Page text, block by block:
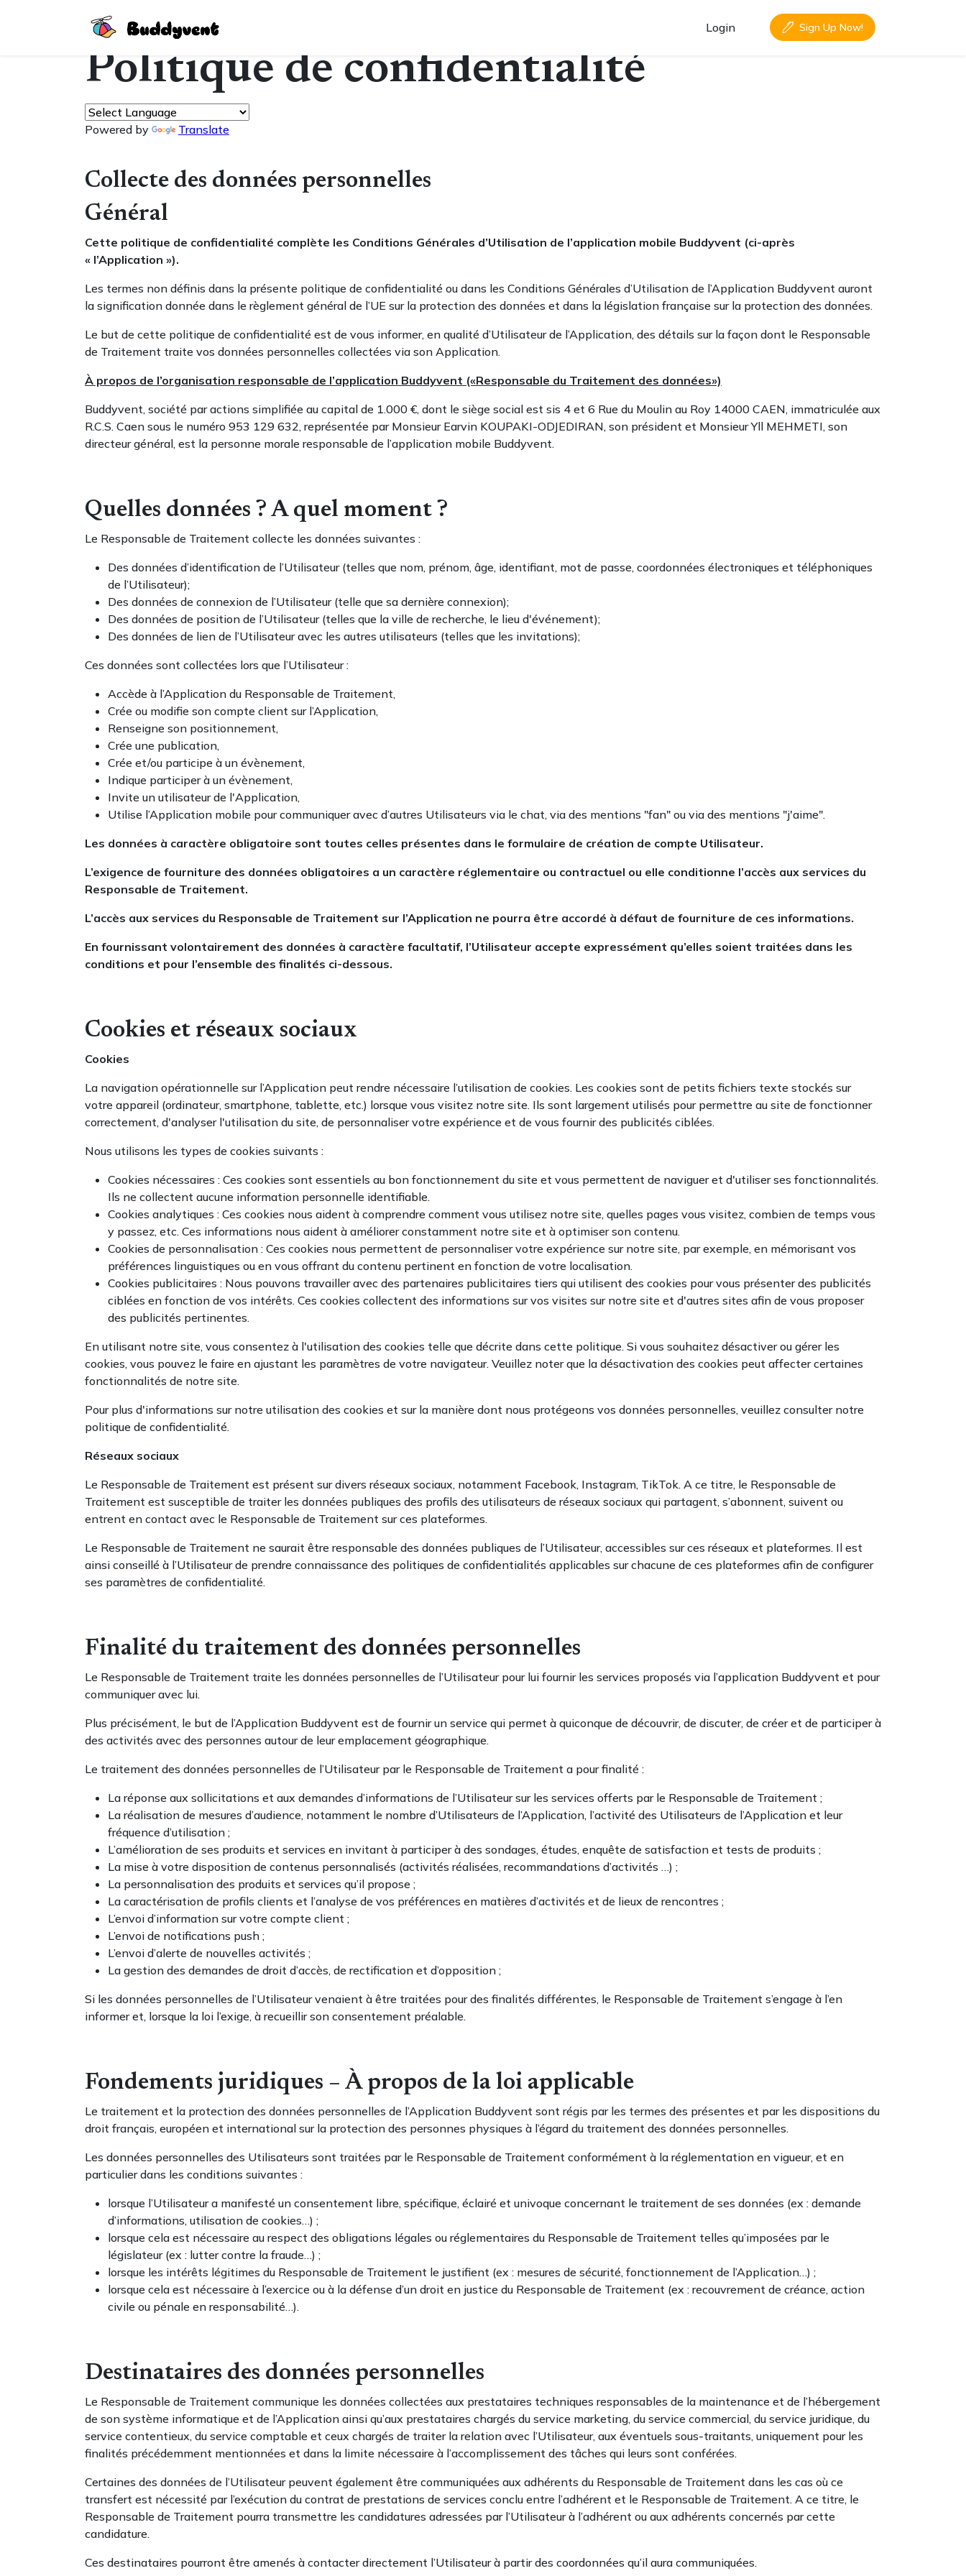
Login Sign Up Now!
Politique de confidentialité
Powered by Translate
Collecte des données personnelles
Général
Cette politique de confidentialité complète les Conditions Générales d’Utilisation de l’application mobile Buddyvent (ci-après
« l’Application »).
Les termes non définis dans la présente politique de confidentialité ou dans les Conditions Générales d’Utilisation de l’Application Buddyvent auront
la signification donnée dans le règlement général de l’UE sur la protection des données et dans la législation française sur la protection des données.
Le but de cette politique de confidentialité est de vous informer, en qualité d’Utilisateur de l’Application, des détails sur la façon dont le Responsable
de Traitement traite vos données personnelles collectées via son Application.
À propos de l’organisation responsable de l’application Buddyvent («Responsable du Traitement des données»)
Buddyvent, société par actions simplifiée au capital de 1.000 €, dont le siège social est sis 4 et 6 Rue du Moulin au Roy 14000 CAEN, immatriculée aux
R.C.S. Caen sous le numéro 953 129 632, représentée par Monsieur Earvin KOUPAKI-ODJEDIRAN, son président et Monsieur Yll MEHMETI, son
directeur général, est la personne morale responsable de l’application mobile Buddyvent.
Quelles données ? A quel moment ?
Le Responsable de Traitement collecte les données suivantes :
Des données d’identification de l’Utilisateur (telles que nom, prénom, âge, identifiant, mot de passe, coordonnées électroniques et téléphoniques
de l’Utilisateur);
Des données de connexion de l’Utilisateur (telle que sa dernière connexion);
Des données de position de l’Utilisateur (telles que la ville de recherche, le lieu d'événement);
Des données de lien de l’Utilisateur avec les autres utilisateurs (telles que les invitations);
Ces données sont collectées lors que l’Utilisateur :
Accède à l’Application du Responsable de Traitement,
Crée ou modifie son compte client sur l’Application,
Renseigne son positionnement,
Crée une publication,
Crée et/ou participe à un évènement,
Indique participer à un évènement,
Invite un utilisateur de l'Application,
Utilise l’Application mobile pour communiquer avec d’autres Utilisateurs via le chat, via des mentions "fan" ou via des mentions "j'aime".
Les données à caractère obligatoire sont toutes celles présentes dans le formulaire de création de compte Utilisateur.
L’exigence de fourniture des données obligatoires a un caractère réglementaire ou contractuel ou elle conditionne l’accès aux services du
Responsable de Traitement.
L’accès aux services du Responsable de Traitement sur l’Application ne pourra être accordé à défaut de fourniture de ces informations.
En fournissant volontairement des données à caractère facultatif, l’Utilisateur accepte expressément qu’elles soient traitées dans les
conditions et pour l’ensemble des finalités ci-dessous.
Cookies et réseaux sociaux
Cookies
La navigation opérationnelle sur l’Application peut rendre nécessaire l’utilisation de cookies. Les cookies sont de petits fichiers texte stockés sur
votre appareil (ordinateur, smartphone, tablette, etc.) lorsque vous visitez notre site. Ils sont largement utilisés pour permettre au site de fonctionner
correctement, d'analyser l'utilisation du site, de personnaliser votre expérience et de vous fournir des publicités ciblées.
Nous utilisons les types de cookies suivants :
Cookies nécessaires : Ces cookies sont essentiels au bon fonctionnement du site et vous permettent de naviguer et d'utiliser ses fonctionnalités.
Ils ne collectent aucune information personnelle identifiable.
Cookies analytiques : Ces cookies nous aident à comprendre comment vous utilisez notre site, quelles pages vous visitez, combien de temps vous
y passez, etc. Ces informations nous aident à améliorer constamment notre site et à optimiser son contenu.
Cookies de personnalisation : Ces cookies nous permettent de personnaliser votre expérience sur notre site, par exemple, en mémorisant vos
préférences linguistiques ou en vous offrant du contenu pertinent en fonction de votre localisation.
Cookies publicitaires : Nous pouvons travailler avec des partenaires publicitaires tiers qui utilisent des cookies pour vous présenter des publicités
ciblées en fonction de vos intérêts. Ces cookies collectent des informations sur vos visites sur notre site et d'autres sites afin de vous proposer
des publicités pertinentes.
En utilisant notre site, vous consentez à l'utilisation des cookies telle que décrite dans cette politique. Si vous souhaitez désactiver ou gérer les
cookies, vous pouvez le faire en ajustant les paramètres de votre navigateur. Veuillez noter que la désactivation des cookies peut affecter certaines
fonctionnalités de notre site.
Pour plus d'informations sur notre utilisation des cookies et sur la manière dont nous protégeons vos données personnelles, veuillez consulter notre
politique de confidentialité.
Réseaux sociaux
Le Responsable de Traitement est présent sur divers réseaux sociaux, notamment Facebook, Instagram, TikTok. A ce titre, le Responsable de
Traitement est susceptible de traiter les données publiques des profils des utilisateurs de réseaux sociaux qui partagent, s’abonnent, suivent ou
entrent en contact avec le Responsable de Traitement sur ces plateformes.
Le Responsable de Traitement ne saurait être responsable des données publiques de l’Utilisateur, accessibles sur ces réseaux et plateformes. Il est
ainsi conseillé à l’Utilisateur de prendre connaissance des politiques de confidentialités applicables sur chacune de ces plateformes afin de configurer
ses paramètres de confidentialité.
Finalité du traitement des données personnelles
Le Responsable de Traitement traite les données personnelles de l’Utilisateur pour lui fournir les services proposés via l’application Buddyvent et pour
communiquer avec lui.
Plus précisément, le but de l’Application Buddyvent est de fournir un service qui permet à quiconque de découvrir, de discuter, de créer et de participer à
des activités avec des personnes autour de leur emplacement géographique.
Le traitement des données personnelles de l’Utilisateur par le Responsable de Traitement a pour finalité :
La réponse aux sollicitations et aux demandes d’informations de l’Utilisateur sur les services offerts par le Responsable de Traitement ;
La réalisation de mesures d’audience, notamment le nombre d’Utilisateurs de l’Application, l’activité des Utilisateurs de l’Application et leur
fréquence d’utilisation ;
L’amélioration de ses produits et services en invitant à participer à des sondages, études, enquête de satisfaction et tests de produits ;
La mise à votre disposition de contenus personnalisés (activités réalisées, recommandations d’activités …) ;
La personnalisation des produits et services qu’il propose ;
La caractérisation de profils clients et l’analyse de vos préférences en matières d’activités et de lieux de rencontres ;
L’envoi d’information sur votre compte client ;
L’envoi de notifications push ;
L’envoi d’alerte de nouvelles activités ;
La gestion des demandes de droit d’accès, de rectification et d’opposition ;
Si les données personnelles de l’Utilisateur venaient à être traitées pour des finalités différentes, le Responsable de Traitement s’engage à l’en
informer et, lorsque la loi l’exige, à recueillir son consentement préalable.
Fondements juridiques – À propos de la loi applicable
Le traitement et la protection des données personnelles de l’Application Buddyvent sont régis par les termes des présentes et par les dispositions du
droit français, européen et international sur la protection des personnes physiques à l’égard du traitement des données personnelles.
Les données personnelles des Utilisateurs sont traitées par le Responsable de Traitement conformément à la réglementation en vigueur, et en
particulier dans les conditions suivantes :
lorsque l’Utilisateur a manifesté un consentement libre, spécifique, éclairé et univoque concernant le traitement de ses données (ex : demande
d’informations, utilisation de cookies…) ;
lorsque cela est nécessaire au respect des obligations légales ou réglementaires du Responsable de Traitement telles qu’imposées par le
législateur (ex : lutter contre la fraude…) ;
lorsque les intérêts légitimes du Responsable de Traitement le justifient (ex : mesures de sécurité, fonctionnement de l’Application…) ;
lorsque cela est nécessaire à l’exercice ou à la défense d’un droit en justice du Responsable de Traitement (ex : recouvrement de créance, action
civile ou pénale en responsabilité…).
Destinataires des données personnelles
Le Responsable de Traitement communique les données collectées aux prestataires techniques responsables de la maintenance et de l’hébergement
de son système informatique et de l’Application ainsi qu’aux prestataires chargés du service marketing, du service commercial, du service juridique, du
service contentieux, du service comptable et ceux chargés de traiter la relation avec l’Utilisateur, aux éventuels sous-traitants, uniquement pour les
finalités précédemment mentionnées et dans la limite nécessaire à l’accomplissement des tâches qui leurs sont conférées.
Certaines des données de l’Utilisateur peuvent également être communiquées aux adhérents du Responsable de Traitement dans les cas où ce
transfert est nécessité par l’exécution du contrat de prestations de services conclu entre l’adhérent et le Responsable de Traitement. A ce titre, le
Responsable de Traitement pourra transmettre les candidatures adressées par l’Utilisateur à l’adhérent ou aux adhérents concernés par cette
candidature.
Ces destinataires pourront être amenés à contacter directement l’Utilisateur à partir des coordonnées qu’il aura communiquées.